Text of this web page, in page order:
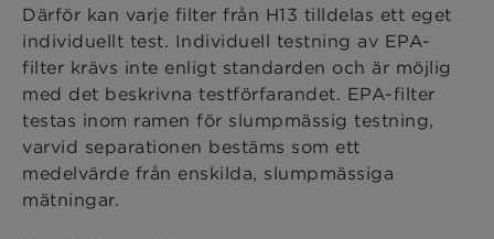
Därför kan varje filter från H13 tilldelas ett eget
individuellt test. Individuell testning av EPA-
filter krävs inte enligt standarden och är möjlig
med det beskrivna testförfarandet. EPA-filter
testas inom ramen för slumpmässig testning,
varvid separationen bestäms som ett
medelvärde från enskilda, slumpmässiga
mätningar.